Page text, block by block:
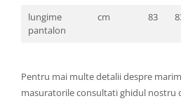
lungime
pantalon
cm 83
Pentru mai multe detalii despre
masuratorile consultati ghidul nostru